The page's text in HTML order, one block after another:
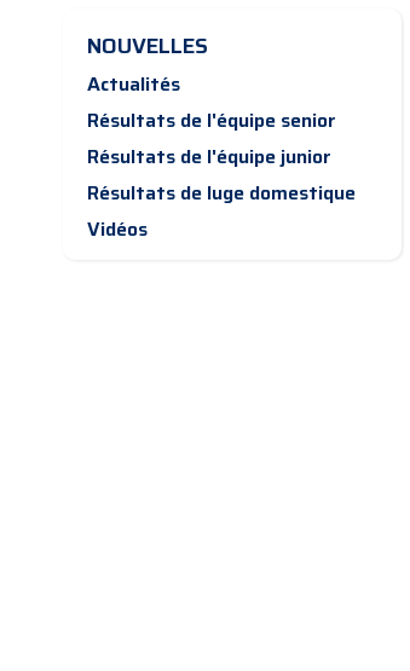
NOUVELLES
Actualités
Résultats de l'équipe senior
Résultats de l'équipe junior
Résultats de luge domestique
Vidéos